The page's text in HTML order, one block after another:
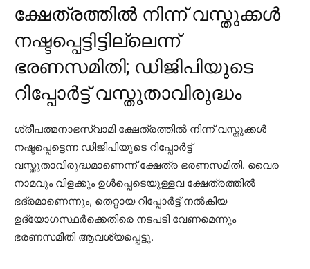
ക്ഷേത്രത്തില്‍ നിന്ന് വസ്തുക്കള്‍
നഷ്ടപ്പെട്ടിട്ടില്ലെന്ന്
ഭരണസമിതി; ഡിജിപിയുടെ
റിപ്പോര്‍ട്ട് വസ്തുതാവിരുദ്ധം
ശ്രീപത്മനാഭസ്വാമി ക്ഷേത്രത്തില്‍ നിന്ന് വസ്തുക്കള്‍
നഷ്ടപ്പെട്ടെന്ന ഡിജിപിയുടെ റിപ്പോര്‍ട്ട്
വസ്തുതാവിരുദ്ധമാണെന്ന് ക്ഷേത്ര ഭരണസമിതി. വൈര
നാമവും വിളക്കും ഉള്‍പ്പെടെയുള്ളവ ക്ഷേത്രത്തില്‍
ഭദ്രമാണെന്നും, തെറ്റായ റിപ്പോര്‍ട്ട് നല്‍കിയ
ഉദ്യോഗസ്ഥര്‍ക്കെതിരെ നടപടി വേണമെന്നും
ഭരണസമിതി ആവശ്യപ്പെട്ടു.